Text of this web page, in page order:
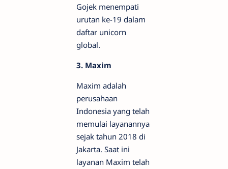
Gojek menempati
urutan ke-19 dalam
daftar unicorn
global.
3. Maxim
Maxim adalah
perusahaan
Indonesia yang telah
memulai layanannya
sejak tahun 2018 di
Jakarta. Saat ini
layanan Maxim telah